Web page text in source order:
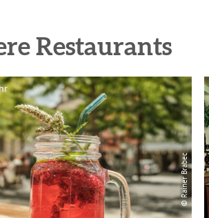
Restaurants
© Rainer Brabec